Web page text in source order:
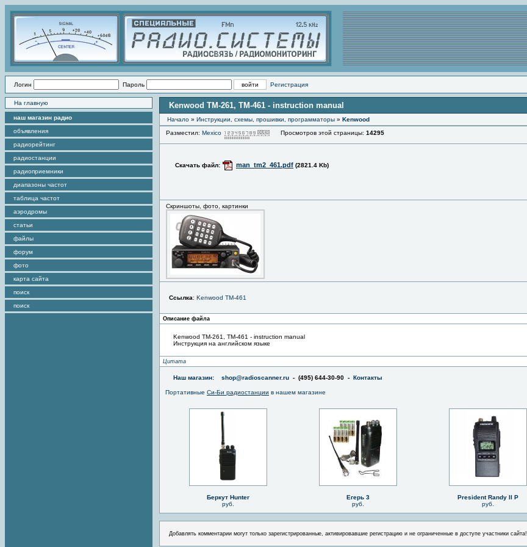
Логин Пароль Регистрация
На главную
наш магазин радио
объявления
радиорейтинг
радиостанции
радиоприемники
диапазоны частот
таблица частот
аэродромы
статьи
файлы
форум
фото
карта сайта
поиск
поиск
Kenwood TM-261, TM-461 - instruction manual
Начало » Инструкции, схемы, прошивки, программаторы » Kenwood
Разместил: Mexico Просмотров этой страницы: 14295
Скачать файл: man_tm2_461.pdf (2821.4 Kb)
Скриншоты, фото, картинки
Ссылка: Kenwood TM-461
Описание файла
Kenwood TM-261, TM-461 - instruction manual
Инструкция на английском языке
Цитата
Наш магазин: shop@radioscanner.ru - (495) 644-30-90 - Контакты
Портативные Си-Би радиостанции в нашем магазине
Беркут Hunter
руб.
Егерь 3
руб.
President Randy II P
руб.
Добавлять комментарии могут только зарегистрированные, активировавшие регистрацию и не ограниченные в доступе участники сайта!